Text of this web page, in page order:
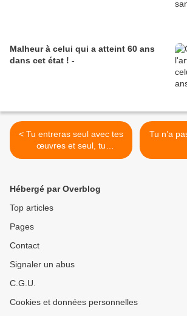
Malheur à celui qui a atteint 60 ans
dans cet état ! -
< Tu entreras seul avec tes
œuvres et seul, tu
rencontreras Allâh.
Tu n’a
Hébergé par Overblog
Top articles
Pages
Contact
Signaler un abus
C.G.U.
Cookies et données personnelles